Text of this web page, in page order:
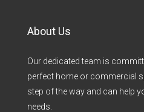
About Us
Our dedicated team is
perfect home or commercial
step of the way and can help
needs.